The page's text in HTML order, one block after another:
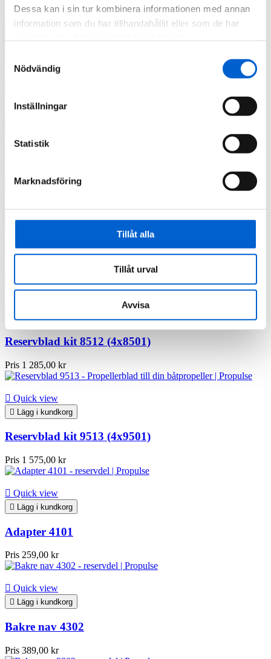
Dessa kan i sin tur kombinera informationen med annan
information som du har tillhandahållit eller som de har
Nödvändig
Inställningar
Statistik
Marknadsföring
Tillåt alla
Tillåt urval
Avvisa
Quick view
Reservblad kit 6514 (4x6502)
 Quick view
Lägg i kundkorg
Reservblad kit 6513 (4x6501)
 Lägg i kundkorg
Reservblad kit 8512 (4x8501)
Pris 1 285,00 kr
 Quick view
 Lägg i kundkorg
Reservblad kit 9513 (4x9501)
Pris 1 575,00 kr
 Quick view
 Lägg i kundkorg
Adapter 4101
Pris 259,00 kr
 Quick view
 Lägg i kundkorg
Bakre nav 4302
Pris 389,00 kr